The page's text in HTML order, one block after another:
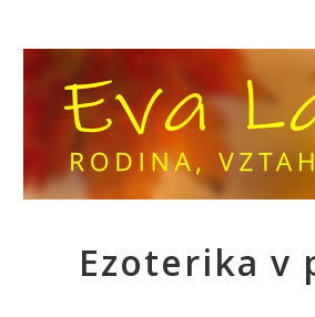
Ezoterika v